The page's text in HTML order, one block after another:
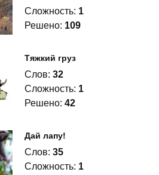
Сложность: 1
Решено: 109
Тяжкий груз
Слов: 32
Сложность: 1
Решено: 42
Дай лапу!
Слов: 35
Сложность: 1